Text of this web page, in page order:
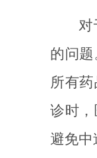
对
的问
所有
诊时，
避免中